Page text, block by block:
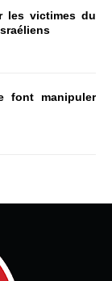
les victimes du
font manipuler